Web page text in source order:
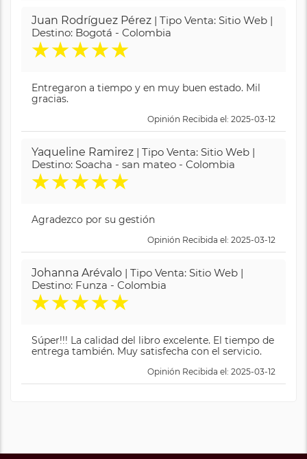
Juan Rodríguez Pérez | Tipo Venta: Sitio Web |
Destino: Bogotá - Colombia
★★★★★
Entregaron a tiempo y en muy buen estado. Mil
gracias.
Opinión Recibida el: 2025-03-12
Yaqueline Ramirez | Tipo Venta: Sitio Web |
Destino: Soacha - san mateo - Colombia
★★★★★
Agradezco por su gestión
Opinión Recibida el: 2025-03-12
Johanna Arévalo | Tipo Venta: Sitio Web |
Destino: Funza - Colombia
★★★★★
Súper!!! La calidad del libro excelente. El tiempo de
entrega también. Muy satisfecha con el servicio.
Opinión Recibida el: 2025-03-12